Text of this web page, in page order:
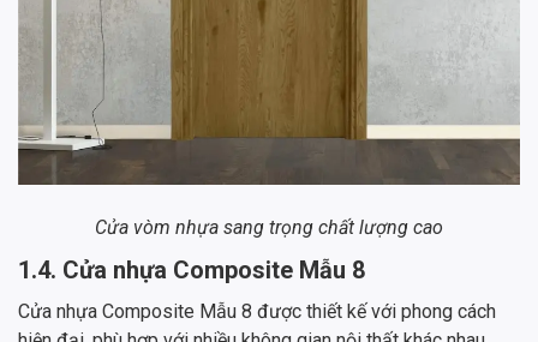
Cửa vòm nhựa sang trọng chất lượng cao
1.4. Cửa nhựa Composite Mẫu 8
Cửa nhựa Composite Mẫu 8 được thiết kế với phong cách